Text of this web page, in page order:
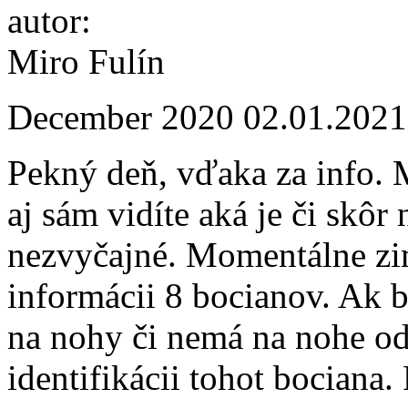
autor:
Miro Fulín
December 2020
Pekný deň, vďaka za info.
aj sám vidíte aká je či skôr
nezvyčajné. Momentálne
informácii 8 bocianov. Ak
na nohy či nemá na nohe
identifikácii tohot bociana.